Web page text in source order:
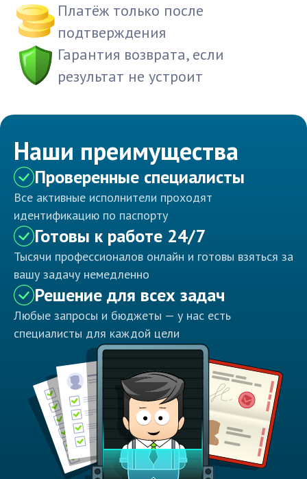
Платёж только после
подтверждения
Гарантия возврата, если
результат не устроит
Наши преимущества
Проверенные специалисты
Все активные исполнители проходят
идентификацию по паспорту
Готовы к работе 24/7
Тысячи профессионалов онлайн и готовы взяться за
вашу задачу немедленно
Решение для всех задач
Любые запросы и бюджеты — у нас есть
специалисты для каждой цели